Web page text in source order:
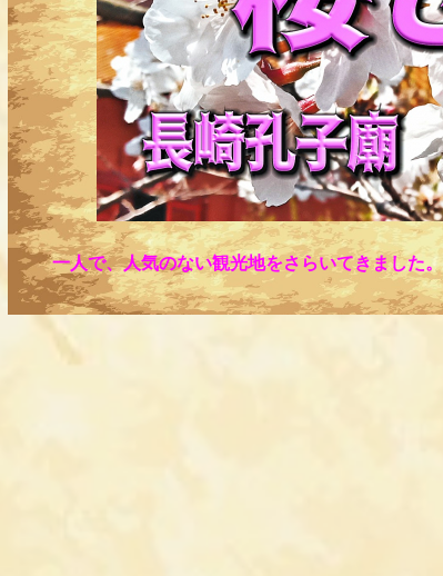
一人で、人気のない観光地をさらいてきました。